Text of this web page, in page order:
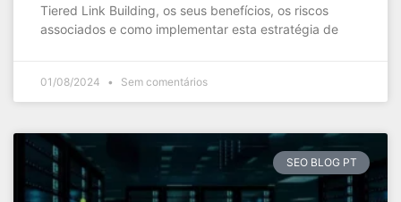
Tiered Link Building, os seus benefícios, os riscos
associados e como implementar esta estratégia de
01/08/2024 Sem comentários
SEO BLOG PT